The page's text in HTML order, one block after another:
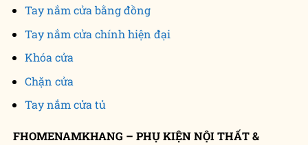
Tay nắm cửa bằng đồng
Tay nắm cửa chính hiện đại
Khóa cửa
Chặn cửa
Tay nắm cửa tủ
FHOMENAMKHANG – PHỤ KIỆN NỘI THẤT &